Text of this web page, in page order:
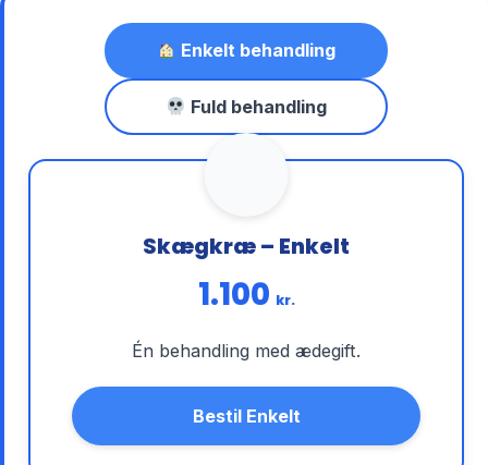
Enkelt behandling
Fuld behandling
Skægkræ – Enkelt
1.100 kr.
Én behandling med ædegift.
Bestil Enkelt